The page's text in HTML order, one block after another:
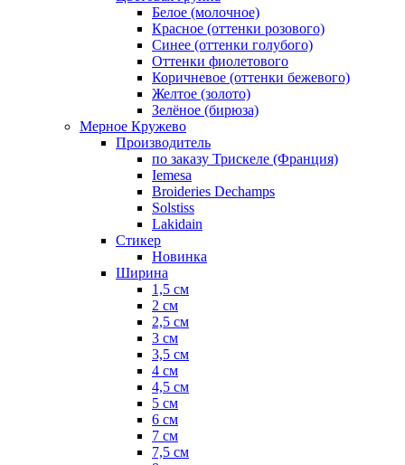
Белое (молочное)
Красное (оттенки розового)
Синее (оттенки голубого)
Оттенки фиолетового
Коричневое (оттенки бежевого)
Желтое (золото)
Зелёное (бирюза)
Мерное Кружево
Производитель
по заказу Трискеле (Франция)
Iemesa
Broideries Dechamps
Solstiss
Lakidain
Стикер
Новинка
Ширина
1,5 см
2 см
2,5 см
3 см
3,5 см
4 см
4,5 см
5 см
6 см
7 см
7,5 см